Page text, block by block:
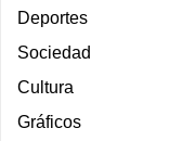
Deportes
Sociedad
Cultura
Gráficos